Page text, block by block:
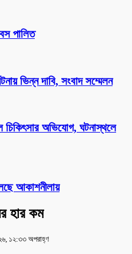
পালিত
ভিন্ন দাবি, সংবাদ সম্মেলন
অভিযোগ, ঘটনাস্থলে
আকাশনীলায়
হার কম
১২:৩৩ অপরাহ্ণ